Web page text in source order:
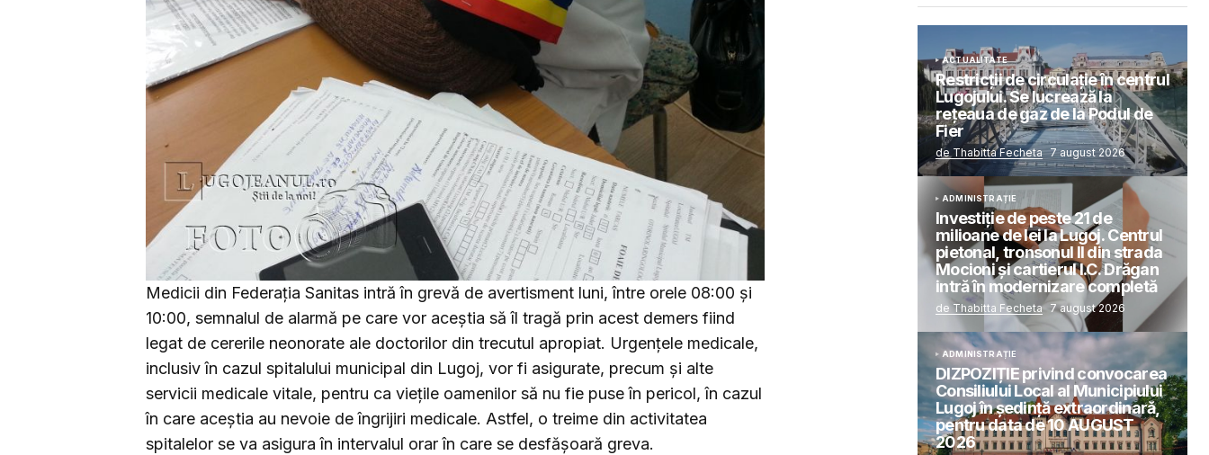
Medicii din Federația Sanitas intră în grevă de avertisment luni, între orele 08:00 şi
10:00, semnalul de alarmă pe care vor aceștia să îl tragă prin acest demers fiind
legat de cererile neonorate ale doctorilor din trecutul apropiat. Urgențele medicale,
inclusiv în cazul spitalului municipal din Lugoj, vor fi asigurate, precum și alte
servicii medicale vitale, pentru ca viețile oamenilor să nu fie puse în pericol, în cazul
în care aceștia au nevoie de îngrijiri medicale. Astfel, o treime din activitatea
spitalelor se va asigura în intervalul orar în care se desfășoară greva.
ACTUALITATE
Restricții de circulație în centrul
Lugojului. Se lucrează la
rețeaua de gaz de la Podul de
Fier
de Thabitta Fecheta 7 august 2026
ADMINISTRAȚIE
Investiție de peste 21 de
milioane de lei la Lugoj. Centrul
pietonal, tronsonul II din strada
Mocioni și cartierul I.C. Drăgan
intră în modernizare completă
de Thabitta Fecheta 7 august 2026
ADMINISTRAȚIE
DIZPOZIȚIE privind convocarea
Consiliului Local al Municipiului
Lugoj în şedinţă extraordinară,
pentru data de 10 AUGUST
2026